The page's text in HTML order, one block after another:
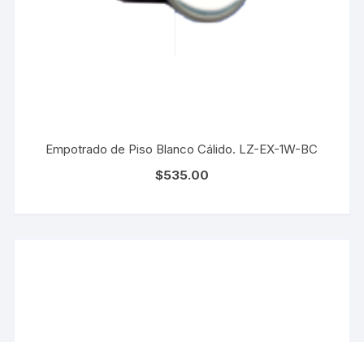
Empotrado de Piso Blanco Cálido. LZ-EX-1W-BC
$535.00